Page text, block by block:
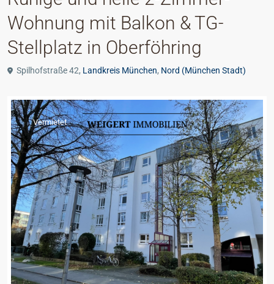
Wohnung mit Balkon & TG-
Stellplatz in Oberföhring
Spilhofstraße 42, Landkreis München, Nord (München Stadt)
Vermietet